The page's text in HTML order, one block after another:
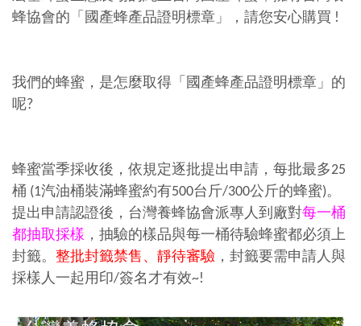
蜂協會的「國產蜂產品證明標章」，請您安心購買 !
我們的蜂蜜，是怎麼取得「國產蜂產品證明標章」的
呢?
蜂蜜當季採收後，依規定逐批提出申請，每批最多25
桶 (1汽油桶裝滿蜂蜜約有500台斤/300公斤的蜂蜜)。
提出申請認證後，台灣養蜂協會派專人到廠對每一桶
都抽取採樣 ，抽驗的樣品與每一桶待驗蜂蜜都必須上
封籤。 整批封籤禁售、靜待審驗 ，封籤要需申請人與
採樣人一起用印/簽名才有效~!